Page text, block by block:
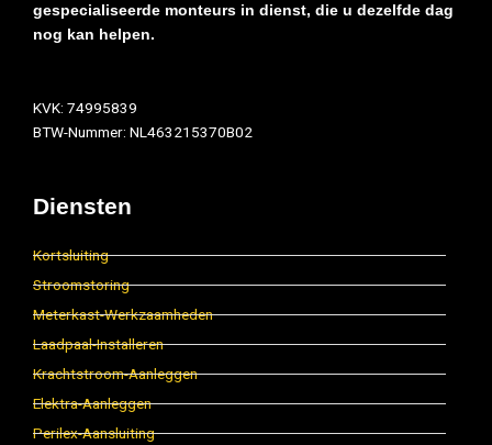
gespecialiseerde monteurs in dienst, die u dezelfde dag
nog kan helpen.
KVK: 74995839
BTW-Nummer: NL463215370B02
Diensten
Kortsluiting
Stroomstoring
Meterkast-Werkzaamheden
Laadpaal-Installeren
Krachtstroom-Aanleggen
Elektra-Aanleggen
Perilex-Aansluiting